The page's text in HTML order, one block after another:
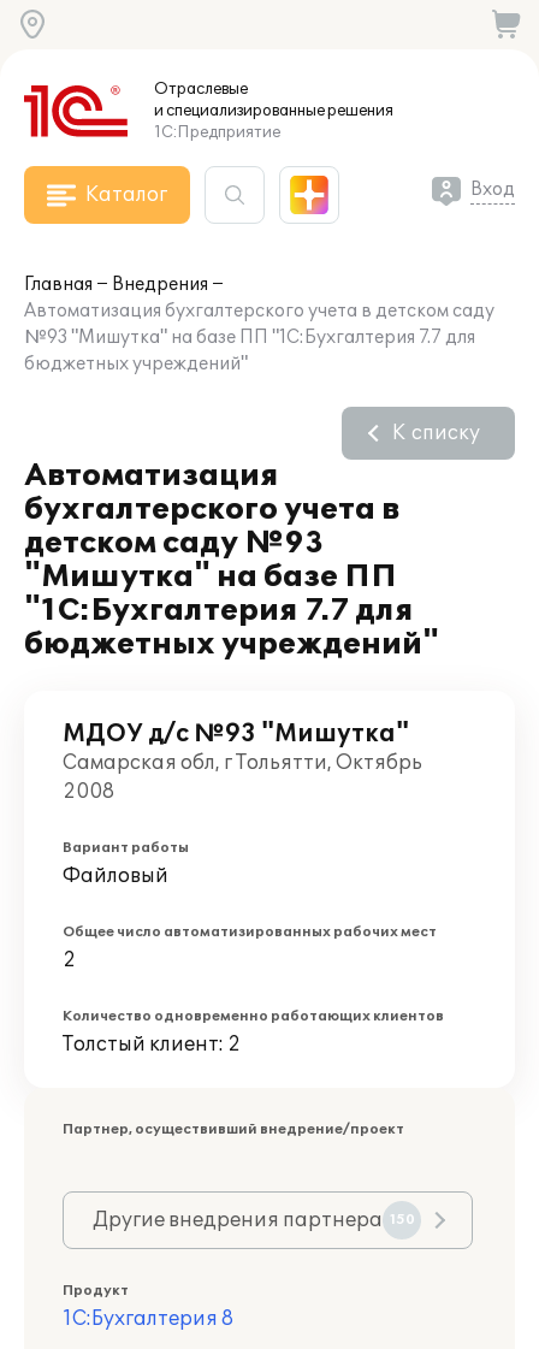
Отраслевые
и специализированныерешения
1С:Предприятие
Каталог Вход
Главная
Внедрения
Автоматизация бухгалтерского учета в детском саду
№93 "Мишутка" на базе ПП "1С:Бухгалтерия 7.7 для
бюджетных учреждений"
Автоматизация
бухгалтерского учета в
детском саду №93
"Мишутка" на базе ПП
"1С:Бухгалтерия 7.7 для
бюджетных учреждений"
К списку
МДОУ д/с №93 "Мишутка"
Самарская обл, г Тольятти, Октябрь
2008
Вариант работы
Файловый
Общее число автоматизированных рабочих мест
2
Количество одновременно работающих клиентов
Толстый клиент: 2
Партнер, осуществивший внедрение/проект
Другие внедрения партнера 150
Продукт
1С:Бухгалтерия 8